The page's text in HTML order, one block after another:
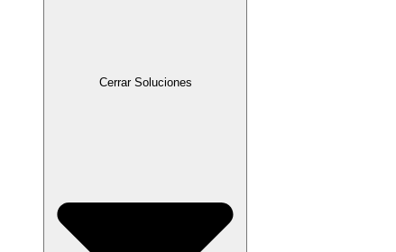
Cerrar Soluciones